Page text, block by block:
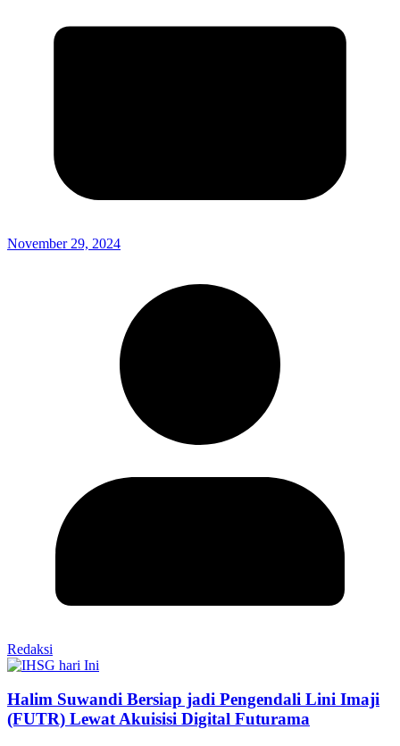
November 29, 2024
Redaksi
Halim Suwandi Bersiap jadi Pengendali Lini Imaji
(FUTR) Lewat Akuisisi Digital Futurama